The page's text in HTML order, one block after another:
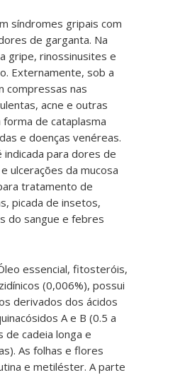
síndromes gripais com
de garganta. Na
gripe, rinossinusites e
Externamente, sob a
compressas nas
acne e outras
forma de cataplasma
e doenças venéreas.
para dores de
ulcerações da mucosa
tratamento de
picada de insetos,
do sangue e febres
essencial, fitosteróis,
(0,006%), possui
derivados dos ácidos
A e B (0.5 a
de cadeia longa e
As folhas e flores
e metiléster. A parte